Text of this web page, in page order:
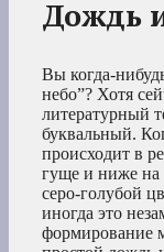
Дождь
Вы когда-
небо”? Хотя
литературный
буквальный.
происходит в
гуще и ниже на
серо-голубой
иногда это
формирование